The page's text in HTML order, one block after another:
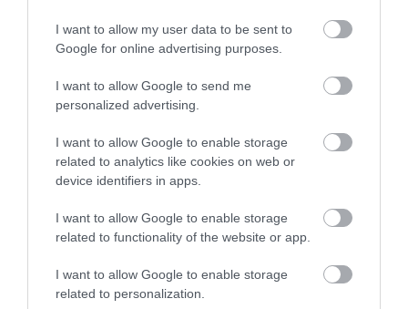
I want to allow my user data to be sent to
Google for online advertising purposes.
I want to allow Google to send me
personalized advertising.
I want to allow Google to enable storage
related to analytics like cookies on web or
device identifiers in apps.
I want to allow Google to enable storage
related to functionality of the website or app.
I want to allow Google to enable storage
related to personalization.
KIRÁNDULÁS A
GYÓGYNÖVÉNYKERTBE ÉS
ILLATMÚZEUMBA
KIRÁNDULÁS A
PINCÉSZETÉBE